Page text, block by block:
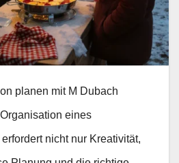
planen mit M Dubach
eines
nicht nur Kreativität,